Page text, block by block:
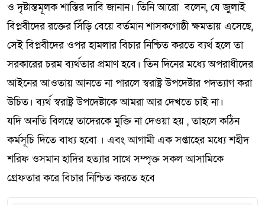
ও দৃষ্টান্তমূলক শাস্তির দাবি জানান। তিনি আরো বলেন, যে জুলাই
বিপ্লবীদের রক্তের সিঁড়ি বেয়ে বর্তমান শাসকগোষ্ঠী ক্ষমতায় এসেছে,
সেই বিপ্লবীদের ওপর হামলার বিচার নিশ্চিত করতে ব্যর্থ হলে তা
সরকারের চরম ব্যর্থতার প্রমাণ হবে। তিন দিনের মধ্যে অপরাধীদের
আইনের আওতায় আনতে না পারলে স্বরাষ্ট্র উপদেষ্টার পদত্যাগ করা
উচিত। ব্যর্থ স্বরাষ্ট্র উপদেষ্টাকে আমরা আর দেখতে চাই না।
যদি অনতি বিলম্বে তাদেরকে মুক্তি না দেওয়া হয় , তাহলে কঠিন
কর্মসূচি দিতে বাধ্য হবো । এবং আগামী এক সপ্তাহের মধ্যে শহীদ
শরিফ ওসমান হাদির হত্যার সাথে সম্পৃক্ত সকল আসামিকে
গ্রেফতার করে বিচার নিশ্চিত করতে হবে